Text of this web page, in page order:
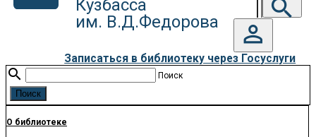
Кузбасса
им. В.Д.Федорова
search
person_outline
Записаться в библиотеку через Госуслуги
search Поиск
О библиотеке